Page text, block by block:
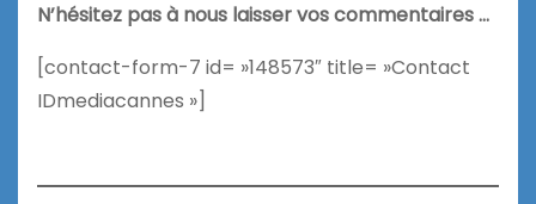
N’hésitez pas à nous laisser vos commentaires …
[contact-form-7 id= »148573″ title= »Contact
IDmediacannes »]